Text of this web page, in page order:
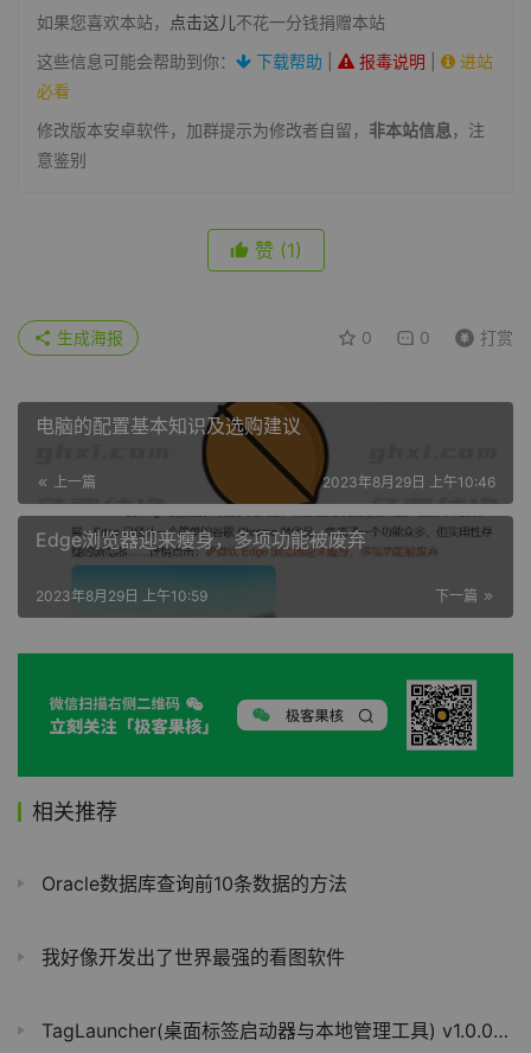
如果您喜欢本站， 点击这儿不花一分钱捐赠本站
这些信息可能会帮助到你：
下载帮助 报毒说明
进站
必看
修改版本安卓软件，加群提示为修改者自留， 非本站信息，注
意鉴别
赞 (1)
0 0 打赏
生成海报
电脑的配置基本知识及选购建议
上一篇 2023年8月29日 上午10:46
Edge浏览器迎来瘦身，多项功能被废弃
下一篇
2023年8月29日 上午10:59
相关推荐
Oracle数据库查询前10条数据的方法
我好像开发出了世界最强的看图软件
TagLauncher(桌面标签启动器与本地管理工具) v1.0.0 绿色版